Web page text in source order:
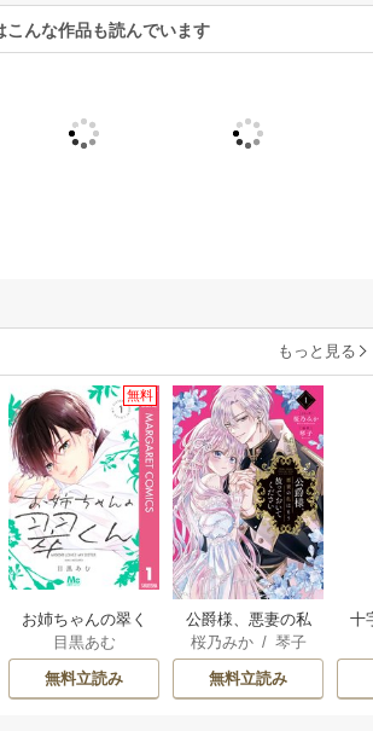
こんな作品も読んでいます
もっと見る
無料
お姉ちゃんの翠く
ん
目黒あむ
無料立読み
公爵様、悪妻の私
はもう放っておい
てください
桜乃みか/ 琴子
無料立読み
十